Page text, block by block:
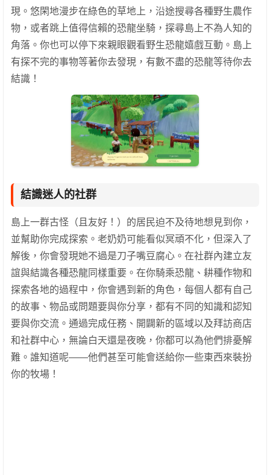
現。悠閑地漫步在綠色的草地上，沿途搜尋各種野生農作
物，或者跳上值得信賴的恐龍坐騎，探尋島上不為人知的
角落。你也可以停下來親眼觀看野生恐龍嬉戲互動。島上
有探不完的事物等著你去發現，有數不盡的恐龍等待你去
結識！
結識迷人的社群
島上一群古怪（且友好！）的居民迫不及待地想見到你，
並幫助你完成探索。老奶奶可能看似冥頑不化，但深入了
解後，你會發現她不過是刀子嘴豆腐心。在社群內建立友
誼與結識各種恐龍同樣重要。在你騎乘恐龍、耕種作物和
探索各地的過程中，你會遇到新的角色，每個人都有自己
的故事、物品或問題要與你分享，都有不同的知識和認知
要與你交流。通過完成任務、開闢新的區域以及拜訪商店
和社群中心，無論白天還是夜晚，你都可以為他們排憂解
難。誰知道呢——他們甚至可能會送給你一些東西來裝扮
你的牧場！